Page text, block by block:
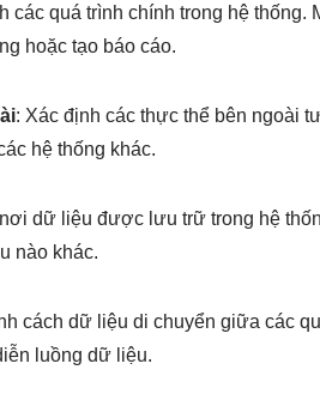
các quá trình chính trong hệ thống.
hoặc tạo báo cáo.
: Xác định các thực thể bên ngoài
hệ thống khác.
dữ liệu được lưu trữ trong hệ
nào khác.
cách dữ liệu di chuyển giữa các
luồng dữ liệu.